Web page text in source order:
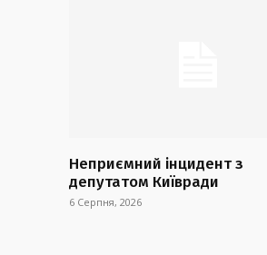
Неприємний інцидент з
депутатом Київради
6 Серпня, 2026